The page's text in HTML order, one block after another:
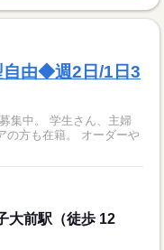
自由◆週2日/1日3
ん、主婦
籍。 オーダーや
大前駅（徒歩 12